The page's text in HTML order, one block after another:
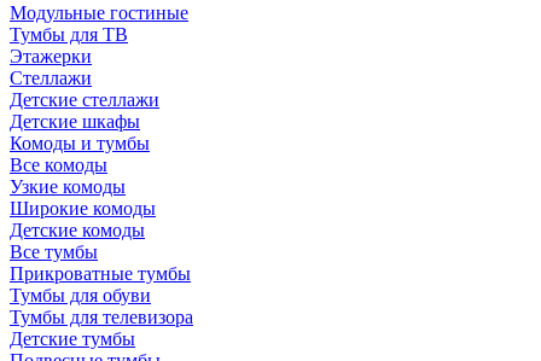
Модульные гостиные
Тумбы для ТВ
Этажерки
Стеллажи
Детские стеллажи
Детские шкафы
Комоды и тумбы
Все комоды
Узкие комоды
Широкие комоды
Детские комоды
Все тумбы
Прикроватные тумбы
Тумбы для обуви
Тумбы для телевизора
Детские тумбы